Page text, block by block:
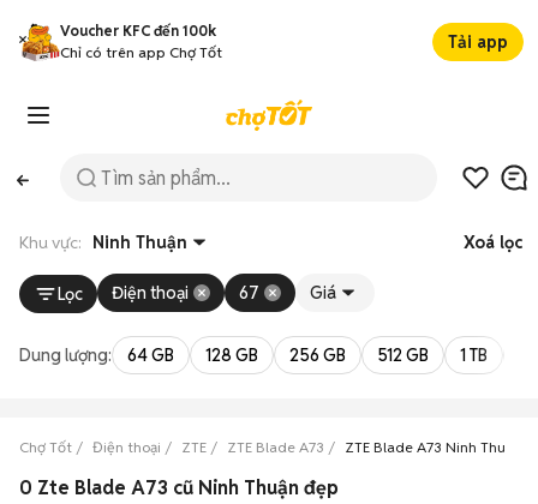
Voucher KFC đến 100k
Chỉ có trên app Chợ Tốt
Tải app
Khu vực: Ninh Thuận Xoá lọc
Lọc Điện thoại 67 Giá
Dung lượng: 64 GB 128 GB 256 GB 512 GB 1 TB
Chợ Tốt Điện thoại ZTE ZTE Blade A73 ZTE Blade A73 Ninh Thuận
0 Zte Blade A73 cũ Ninh Thuận đẹp